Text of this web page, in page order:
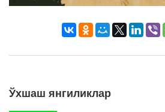
Ўхшаш янгиликлар